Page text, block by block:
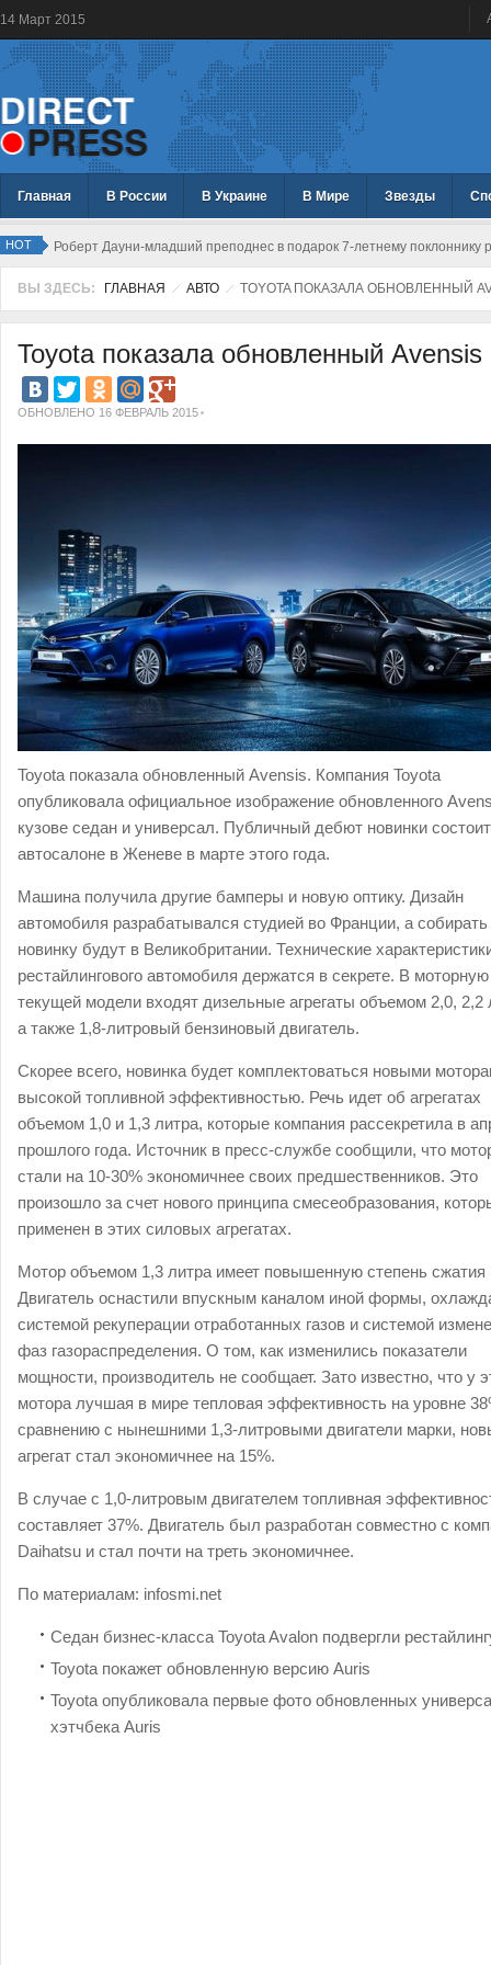
14 Март 2015
Главная В России В Украине В Мире Звезды
HOT Роберт Дауни-младший преподнес в подарок 7-летнему поклоннику
ВЫ ЗДЕСЬ: ГЛАВНАЯ АВТО TOYOTA ПОКАЗАЛА ОБНОВЛЕННЫЙ
Toyota показала обновленный Avensis
ОБНОВЛЕНО 16 ФЕВРАЛЬ 2015
Toyota показала обновленный Avensis. Компания Toyota
опубликовала официальное изображение обновленного
кузове седан и универсал. Публичный дебют новинки
автосалоне в Женеве в марте этого года.
Машина получила другие бамперы и новую оптику. Дизайн
автомобиля разрабатывался студией во Франции, а собирать
новинку будут в Великобритании. Технические
рестайлингового автомобиля держатся в секрете. В
текущей модели входят дизельные агрегаты объемом 2,0, 2,2
а также 1,8-литровый бензиновый двигатель.
Скорее всего, новинка будет комплектоваться новыми
высокой топливной эффективностью. Речь идет об агрегатах
объемом 1,0 и 1,3 литра, которые компания рассекретила в
прошлого года. Источник в пресс-службе сообщили, что
стали на 10-30% экономичнее своих предшественников. Это
произошло за счет нового принципа смесеобразования,
применен в этих силовых агрегатах.
Мотор объемом 1,3 литра имеет повышенную степень сжатия
Двигатель оснастили впускным каналом иной формы,
системой рекуперации отработанных газов и системой
фаз газораспределения. О том, как изменились показатели
мощности, производитель не сообщает. Зато известно, что у
мотора лучшая в мире тепловая эффективность на уровне
сравнению с нынешними 1,3-литровыми двигатели марки,
агрегат стал экономичнее на 15%.
В случае с 1,0-литровым двигателем топливная
составляет 37%. Двигатель был разработан совместно с
Daihatsu и стал почти на треть экономичнее.
По материалам: infosmi.net
Седан бизнес-класса Toyota Avalon подвергли
Toyota покажет обновленную версию Auris
Toyota опубликовала первые фото обновленных
хэтчбека Auris